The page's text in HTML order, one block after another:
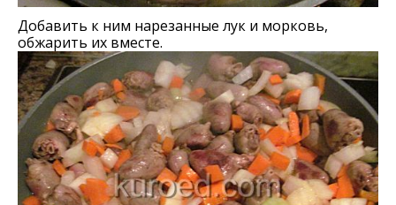
Добавить к ним нарезанные лук и морковь,
обжарить их вместе.